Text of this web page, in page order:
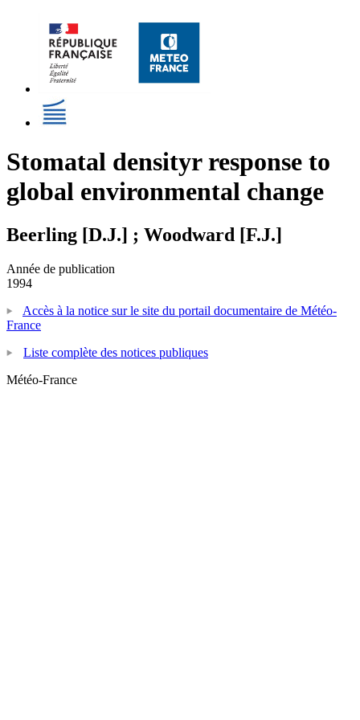
Stomatal densityr response to
global environmental change
Beerling [D.J.] ; Woodward [F.J.]
Année de publication
1994
Accès à la notice sur le site du portail documentaire de Météo-
France
Liste complète des notices publiques
Météo-France